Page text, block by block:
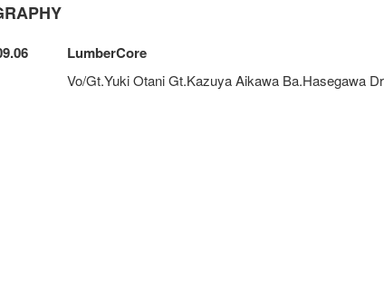
LumberCore
Vo/Gt.Yuki Otani Gt.Kazuya Aikawa Ba.Hasegawa